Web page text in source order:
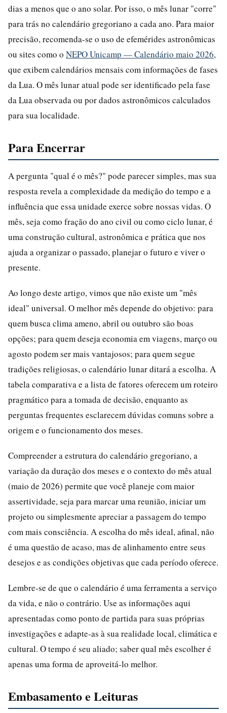
dias a menos que o ano solar. Por isso, o mês lunar "corre"
para trás no calendário gregoriano a cada ano. Para maior
precisão, recomenda-se o uso de efemérides astronômicas
ou sites como o NEPO Unicamp — Calendário maio 2026,
que exibem calendários mensais com informações de fases
da Lua. O mês lunar atual pode ser identificado pela fase
da Lua observada ou por dados astronômicos calculados
para sua localidade.
Para Encerrar
A pergunta "qual é o mês?" pode parecer simples, mas sua
resposta revela a complexidade da medição do tempo e a
influência que essa unidade exerce sobre nossas vidas. O
mês, seja como fração do ano civil ou como ciclo lunar, é
uma construção cultural, astronômica e prática que nos
ajuda a organizar o passado, planejar o futuro e viver o
presente.
Ao longo deste artigo, vimos que não existe um "mês
ideal" universal. O melhor mês depende do objetivo: para
quem busca clima ameno, abril ou outubro são boas
opções; para quem deseja economia em viagens, março ou
agosto podem ser mais vantajosos; para quem segue
tradições religiosas, o calendário lunar ditará a escolha. A
tabela comparativa e a lista de fatores oferecem um roteiro
pragmático para a tomada de decisão, enquanto as
perguntas frequentes esclarecem dúvidas comuns sobre a
origem e o funcionamento dos meses.
Compreender a estrutura do calendário gregoriano, a
variação da duração dos meses e o contexto do mês atual
(maio de 2026) permite que você planeje com maior
assertividade, seja para marcar uma reunião, iniciar um
projeto ou simplesmente apreciar a passagem do tempo
com mais consciência. A escolha do mês ideal, afinal, não
é uma questão de acaso, mas de alinhamento entre seus
desejos e as condições objetivas que cada período oferece.
Lembre-se de que o calendário é uma ferramenta a serviço
da vida, e não o contrário. Use as informações aqui
apresentadas como ponto de partida para suas próprias
investigações e adapte-as à sua realidade local, climática e
cultural. O tempo é seu aliado; saber qual mês escolher é
apenas uma forma de aproveitá-lo melhor.
Embasamento e Leituras